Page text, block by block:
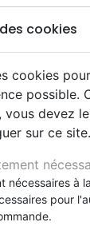
Bandes
la forêt -
cookies
cookies
possible.
vous devez
sur ce site.
nécessaires à
pour